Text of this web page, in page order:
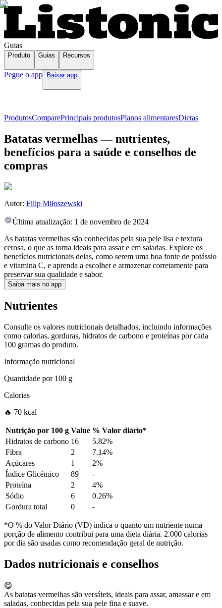
Guias
Produto Guias Recursos
Pegue o app Baixar app
ProdutosComparePrincipais produtosPlanos alimentaresDietas
Batatas vermelhas — nutrientes,
benefícios para a saúde e conselhos de
compras
Autor: Filip Miłoszewski
Última atualização: 1 de novembro de 2024
As batatas vermelhas são conhecidas pela sua pele lisa e textura
cerosa, o que as torna ideais para assar e em saladas. Explore os
benefícios nutricionais delas, como serem uma boa fonte de potássio
e vitamina C, e aprenda a escolher e armazenar corretamente para
preservar sua qualidade e sabor.
Saiba mais no app
Nutrientes
Consulte os valores nutricionais detalhados, incluindo informações
como calorias, gorduras, hidratos de carbono e proteínas por cada
100 gramas do produto.
Informação nutricional
Quantidade por100 g
Calorias
🔥 70 kcal
Nutrição por 100 g Value % Valor diário*
Hidratos de carbono 16
5.82%
Fibra
2
7.14%
Açúcares
1
2%
Índice Glicémico
89
-
Proteína
2
4%
Sódio
6
0.26%
Gordura total
0 -
*O % do Valor Diário (VD) indica o quanto um nutriente numa
porção de alimento contribui para uma dieta diária. 2.000 calorias
por dia são usadas como recomendação geral de nutrição.
Dados nutricionais e conselhos
😋
As batatas vermelhas são versáteis, ideais para assar, amassar e em
saladas, conhecidas pela sua pele fina e suave.